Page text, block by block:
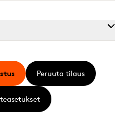
Peruuta tilaus